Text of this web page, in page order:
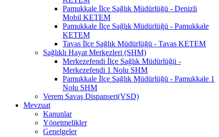
Pamukkale İlçe Sağlık Müdürlüğü - Denizli
Mobil KETEM
Pamukkale İlçe Sağlık Müdürlüğü - Pamukkale
KETEM
Tavas İlçe Sağlık Müdürlüğü - Tavas KETEM
Sağlıklı Hayat Merkezleri (SHM)
Merkezefendi İlçe Sağlık Müdürlüğü -
Merkezefendi 1 Nolu SHM
Pamukkale İlçe Sağlık Müdürlüğü - Pamukkale 1
Nolu SHM
Verem Savaş Dispanseri(VSD)
Mevzuat
Kanunlar
Yönetmelikler
Genelgeler